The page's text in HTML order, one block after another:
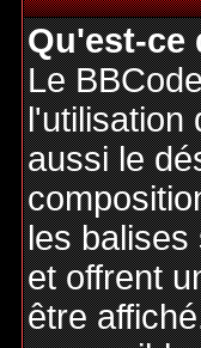
Qu'est-ce
Le
l'utilisation
aussi le
les balises
et offrent
être